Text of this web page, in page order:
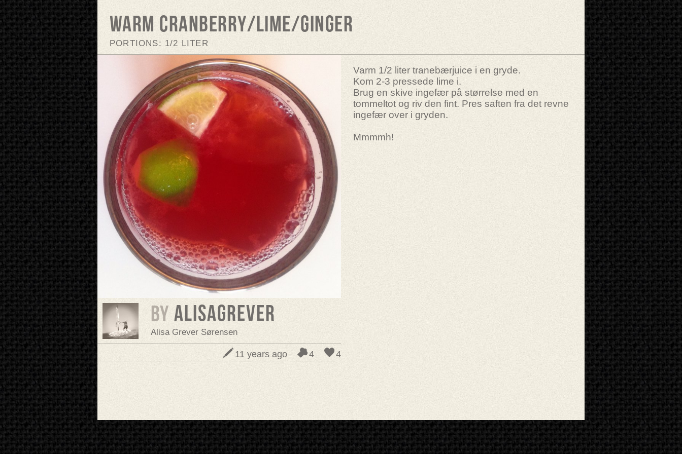
Warm cranberry/lime/ginger
PORTIONS: 1/2 LITER
BY alisagrever
Alisa Grever Sørensen
4
4
11 years ago
Varm 1/2 liter tranebærjuice i en gryde.
Kom 2-3 pressede lime i.
Brug en skive ingefær på størrelse med en
tommeltot og riv den fint. Pres saften fra det revne
ingefær over i gryden.
Mmmmh!